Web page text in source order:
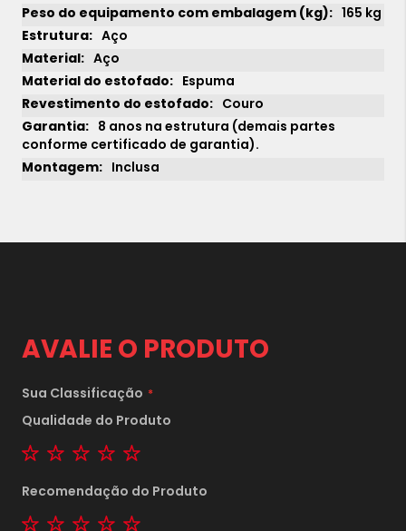
1x sem juros de
2xsem juros de
3xsem juros de
165 kg
Aço
Aço
Espuma
Couro
8 anos na estrutura (demais partes
conforme certificado de garantia).
Inclusa
AVALIE O PRODUTO
Sua Classificação
Qualidade do Produto
1 star2 stars3 stars4 stars
Recomendação do Produto
1 star2 stars3 stars4 stars